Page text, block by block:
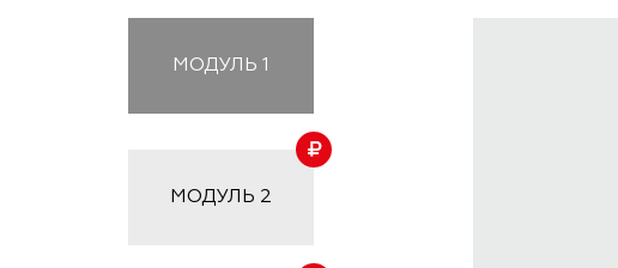
МОДУЛЬ 1
МОДУЛЬ 2